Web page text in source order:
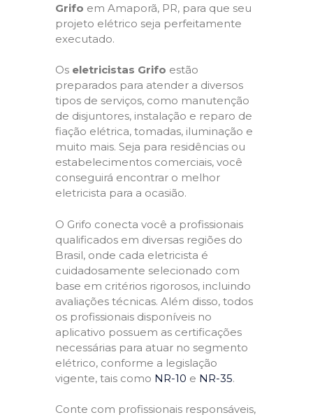
Grifo em Amaporã, PR, para que seu
projeto elétrico seja perfeitamente
executado.
Os eletricistas Grifo estão
preparados para atender a diversos
tipos de serviços, como manutenção
de disjuntores, instalação e reparo de
fiação elétrica, tomadas, iluminação e
muito mais. Seja para residências ou
estabelecimentos comerciais, você
conseguirá encontrar o melhor
eletricista para a ocasião.
O Grifo conecta você a profissionais
qualificados em diversas regiões do
Brasil, onde cada eletricista é
cuidadosamente selecionado com
base em critérios rigorosos, incluindo
avaliações técnicas. Além disso, todos
os profissionais disponíveis no
aplicativo possuem as certificações
necessárias para atuar no segmento
elétrico, conforme a legislação
vigente, tais como NR-10 e NR-35.
Conte com profissionais responsáveis,